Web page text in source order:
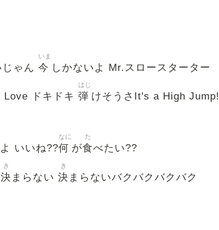
ゃん 今
いま
しかないよ Mr.スロースターター
Love ドキドキ 弾
はじ
けそうさIt's a High Jump!
いいね??何
なに
が食
た
べたい??
決
き
まらない 決
き
まらないバクバクバクバク